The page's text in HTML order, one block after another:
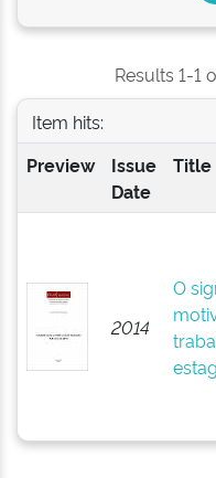
Results 1-1
Item hits:
Preview
Issue
Date
Title
2014
O